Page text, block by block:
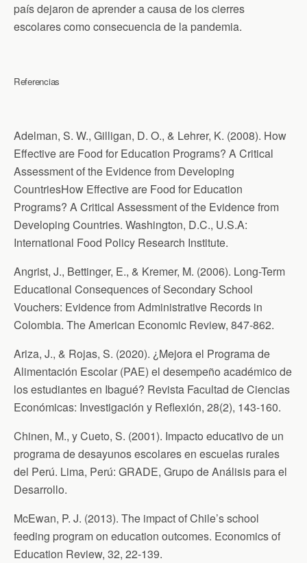
país dejaron de aprender a causa de los cierres
escolares como consecuencia de la pandemia.
Referencias
Adelman, S. W., Gilligan, D. O., & Lehrer, K. (2008). How
Effective are Food for Education Programs? A Critical
Assessment of the Evidence from Developing
CountriesHow Effective are Food for Education
Programs? A Critical Assessment of the Evidence from
Developing Countries. Washington, D.C., U.S.A:
International Food Policy Research Institute.
Angrist, J., Bettinger, E., & Kremer, M. (2006). Long-Term
Educational Consequences of Secondary School
Vouchers: Evidence from Administrative Records in
Colombia. The American Economic Review, 847-862.
Ariza, J., & Rojas, S. (2020). ¿Mejora el Programa de
Alimentación Escolar (PAE) el desempeño académico de
los estudiantes en Ibagué? Revista Facultad de Ciencias
Económicas: Investigación y Reflexión, 28(2), 143-160.
Chinen, M., y Cueto, S. (2001). Impacto educativo de un
programa de desayunos escolares en escuelas rurales
del Perú. Lima, Perú: GRADE, Grupo de Análisis para el
Desarrollo.
McEwan, P. J. (2013). The impact of Chile’s school
feeding program on education outcomes. Economics of
Education Review, 32, 22-139.